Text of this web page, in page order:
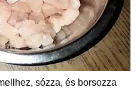
sózza, és borsozza